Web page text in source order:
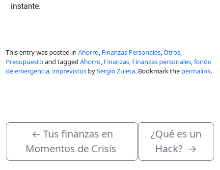
instante.
This entry was posted in Ahorro, Finanzas Personales,Otros,
Presupuestoand tagged Ahorro, Finanzas, Finanzas personales,fondo
de emergencia, imprevistos bySergio Zuleta. Bookmark the permalink.
← Tus finanzas en
Momentos de Crisis
¿Qué es un
Hack? →